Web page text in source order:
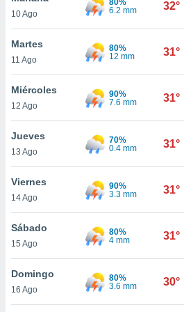
y
en
más
de
cookies
aceptar
10 Ago
6.2 mm
32°
Martes
11 Ago
80%
12 mm
31°
Miércoles
12 Ago
90%
7.6 mm
31°
Jueves
13 Ago
70%
0.4 mm
31°
Viernes
14 Ago
90%
3.3 mm
31°
Sábado
15 Ago
80%
4 mm
31°
Domingo
16 Ago
80%
3.6 mm
30°